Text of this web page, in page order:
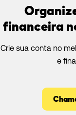
financeira
Crie sua conta no
e